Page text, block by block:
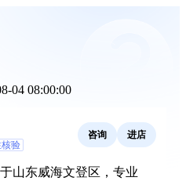
04 08:00:00
验
咨询 进店
山东威海文登区，专业